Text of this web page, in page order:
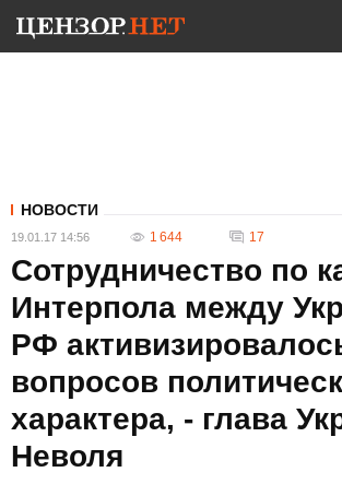
НОВОСТИ
19.01.17 14:56 1 644 17
Сотрудничество по
Интерпола между
РФ
вопросов
характера, - глава
Неволя